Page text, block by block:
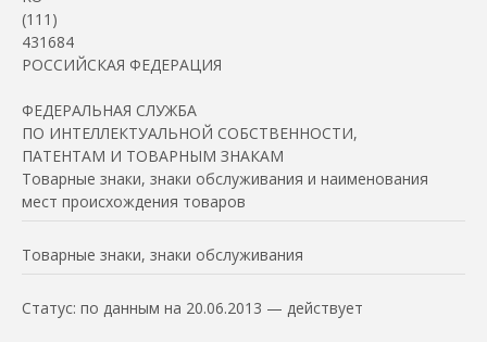
Патент и товарный знак - это инструменты вывода товара
Патенты работают, если правильно составлена формула
(111)
431684
РОССИЙСКАЯ ФЕДЕРАЦИЯ
ФЕДЕРАЛЬНАЯ СЛУЖБА
ПО ИНТЕЛЛЕКТУАЛЬНОЙ СОБСТВЕННОСТИ,
ПАТЕНТАМ И ТОВАРНЫМ ЗНАКАМ
Товарные знаки, знаки обслуживания и наименования
мест происхождения товаров
Товарные знаки, знаки обслуживания
Статус: по данным на 20.06.2013 — действует